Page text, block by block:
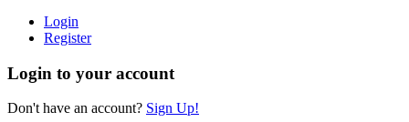
Login
Register
Login to your account
Don't have an account? Sign Up!